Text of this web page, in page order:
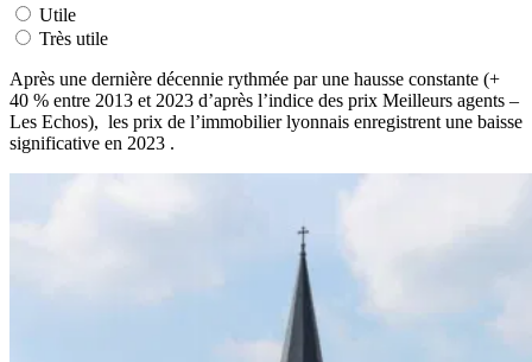
Utile
Très utile
Après une dernière décennie rythmée par une hausse constante (+
40 % entre 2013 et 2023 d’après l’indice des prix Meilleurs agents –
Les Echos), les prix de l’immobilier lyonnais enregistrent une baisse
significative en 2023 .